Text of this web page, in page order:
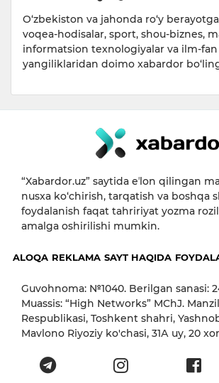
O‘zbekiston va jahonda ro‘y
voqea-hodisalar, sport, shou-biznes,
informatsion texnologiyalar va ilm-fan
yangiliklaridan doimo xabardor
“Xabardor.uz” saytida eʼlon qilingan
nusxa ko‘chirish, tarqatish va boshqa
foydalanish faqat tahririyat yozma
amalga oshirilishi mumkin.
ALOQA REKLAMA SAYT HAQIDA
Guvohnoma: №1040. Berilgan sanasi:
Muassis: “High Networks” MChJ.
Respublikasi, Toshkent shahri,
Mavlono Riyoziy ko'chasi, 31А uy, 20